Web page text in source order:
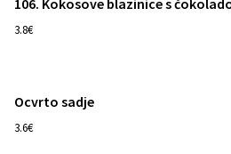
106. Kokosove blazinice s
3.8€
Ocvrto sadje
3.6€